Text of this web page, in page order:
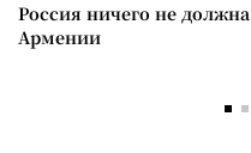
Россия ничего не должна
Армении